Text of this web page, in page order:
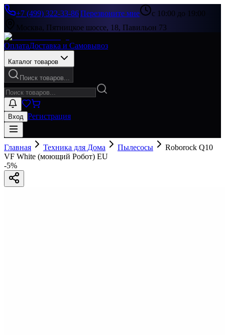
+7 (499) 322-33-86|Перезвоните мне
с 10:00 до 19:00
Москва, Пятницкое шоссе, 18, Павильон 73
ОплатаДоставка и Самовывоз
Каталог товаров
Поиск товаров...
Вход Регистрация
Главная Техника для Дома Пылесосы
Roborock Q10
VF White (моющий Робот) EU
-5%